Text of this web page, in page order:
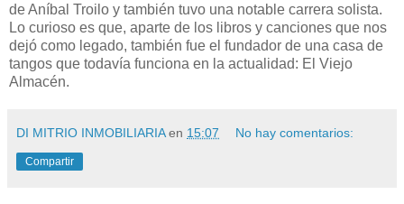
de Aníbal Troilo y también tuvo una notable carrera solista.
Lo curioso es que, aparte de los libros y canciones que nos
dejó como legado, también fue el fundador de una casa de
tangos que todavía funciona en la actualidad: El Viejo
Almacén.
DI MITRIO INMOBILIARIA en 15:07 No hay comentarios:
Compartir